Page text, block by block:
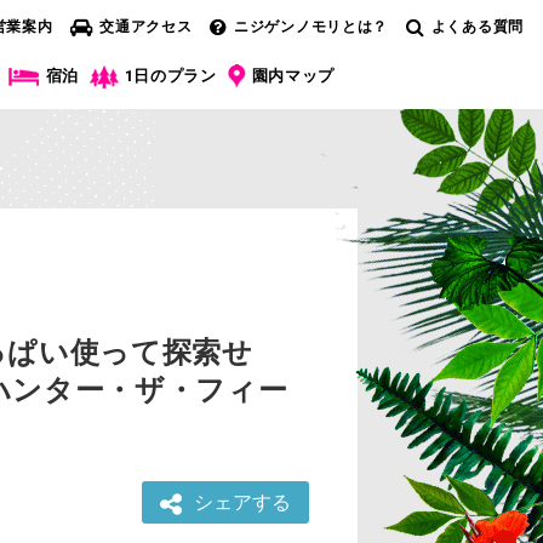
業案内 交通アクセス ニジゲンノモリとは？ よくある質問
宿泊 1日のプラン 園内マップ
い使って探索せ
ター・ザ・フィー
シェアする